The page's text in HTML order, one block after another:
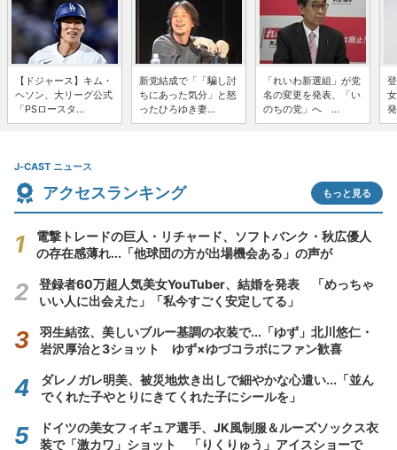
【ドジャース】キム・
ヘソン、大リーグ公式
「PSロースタ...
新党結成で「「騙し討
ちにあった気分」と怒
ったひろゆき妻...
「れいわ新選組」が党
名の変更を発表、「い
のちの党」へ ...
J-CAST ニュース
アクセスランキング もっと見る
電撃トレードの巨人・リチャード、ソフトバンク・秋広優人
の存在感薄れ...「他球団の方が出場機会ある」の声が
登録者60万超人気美女YouTuber、結婚を発表 「めっちゃ
いい人に出会えた」「私今すごく安定してる」
羽生結弦、美しいブルー基調の衣装で...「ゆず」北川悠仁・
岩沢厚治と3ショット ゆず×ゆづコラボにファン歓喜
ダレノガレ明美、被災地炊き出しで細やかな心遣い...「並ん
でくれた子やとりにきてくれた子にシールを」
ドイツの美女フィギュア選手、JK風制服＆ルーズソックス衣
装で「激カワ」ショット 「りくりゅう」アイスショーで